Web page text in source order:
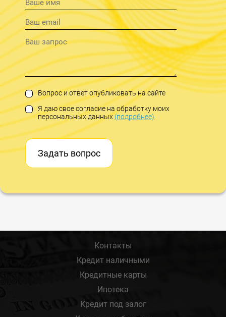
Вопрос и ответ опубликовать на сайте
Я даю свое согласие на обработку моих
персональных данных(подробнее)
Задать вопрос
Контакты
Кредит наличными
Кредитные карты
Ипотека
Кредит под залог